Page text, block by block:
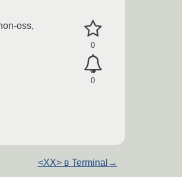
0
0
oss,
<XX> в Terminal →